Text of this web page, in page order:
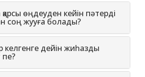
қарсы өңдеуден кейін пәтерді
соң жууға болады?
келгенге дейін жиһазды
пе?